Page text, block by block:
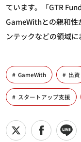
ています。「GTR
GameWithとの親和性
ンテックなどの領域に
GameWith 出資
スタートアップ支援